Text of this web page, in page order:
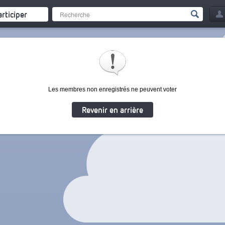
Les membres non enregistrés ne peuvent voter
Revenir en arrière